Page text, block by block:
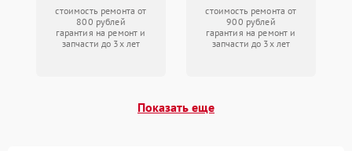
стоимость ремонта от
800 рублей
гарантия на ремонт и
запчасти до 3х лет
стоимость ремонта от
900 рублей
гарантия на ремонт и
запчасти до 3х лет
Показать еще